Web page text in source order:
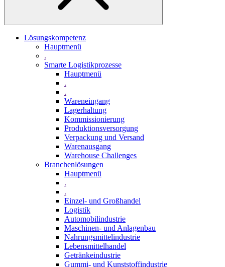
Lösungskompetenz
Hauptmenü
.
Smarte Logistikprozesse
Hauptmenü
.
.
Wareneingang
Lagerhaltung
Kommissionierung
Produktionsversorgung
Verpackung und Versand
Warenausgang
Warehouse Challenges
Branchenlösungen
Hauptmenü
.
.
Einzel- und Großhandel
Logistik
Automobilindustrie
Maschinen- und Anlagenbau
Nahrungsmittelindustrie
Lebensmittelhandel
Getränkeindustrie
Gummi­- und Kunststoffindustrie